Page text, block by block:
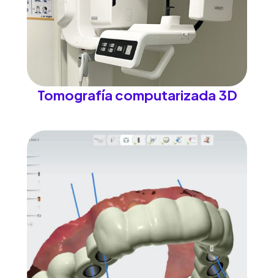
Tomografía computarizada 3D